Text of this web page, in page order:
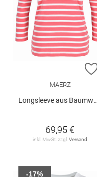
MAERZ
Longsleeve aus Baumwolle
69,95 €
inkl. MwSt. zzgl. Versand
-17%